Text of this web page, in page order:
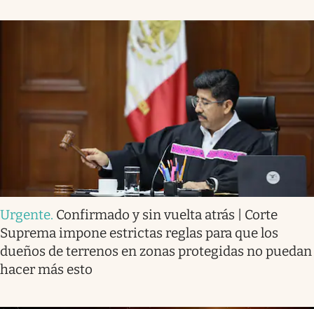
Urgente. Confirmado y sin vuelta atrás | Corte
Suprema impone estrictas reglas para que los
dueños de terrenos en zonas protegidas no puedan
hacer más esto